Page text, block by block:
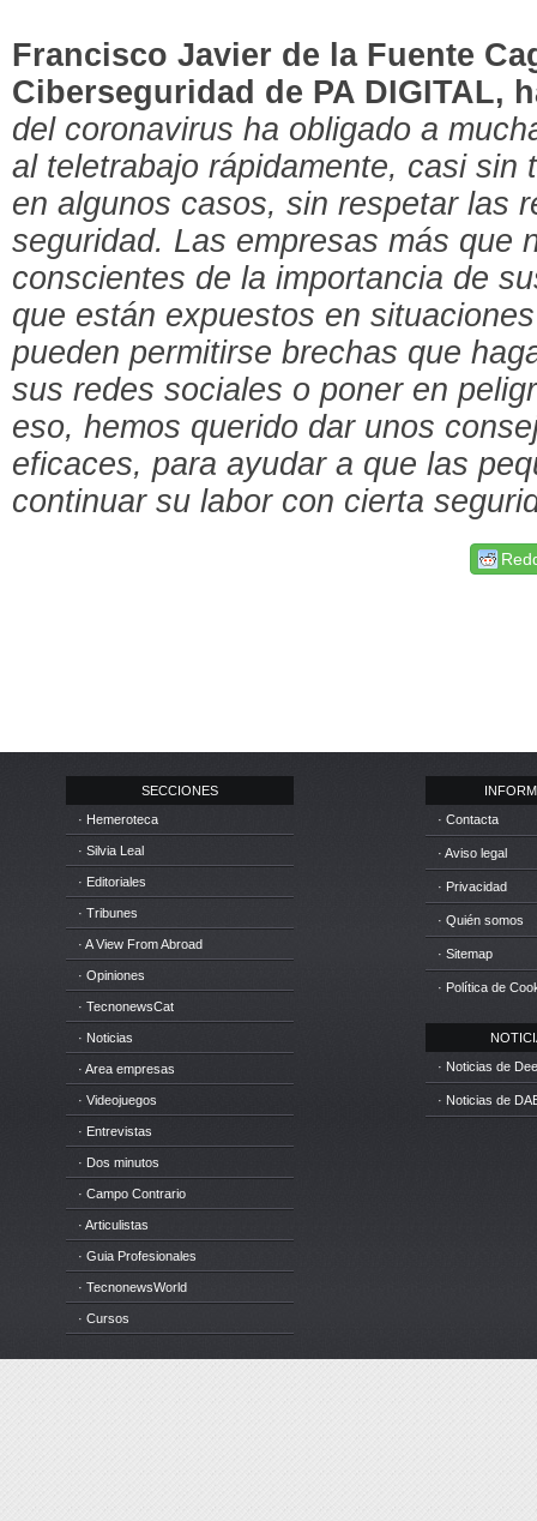
Francisco Javier de la Fuente
Ciberseguridad de PA DIGITAL,
del coronavirus ha obligado a
al teletrabajo rápidamente, casi sin
en algunos casos, sin respetar las
seguridad. Las empresas más que
conscientes de la importancia de
que están expuestos en
pueden permitirse brechas que
sus redes sociales o poner en
eso, hemos querido dar unos
eficaces, para ayudar a que las
continuar su labor con cierta
SECCIONES
· Hemeroteca
· Silvia Leal
· Editoriales
· Tribunes
· A View From Abroad
· Opiniones
· TecnonewsCat
· Noticias
· Area empresas
· Videojuegos
· Entrevistas
· Dos minutos
· Campo Contrario
· Articulistas
· Guia Profesionales
· TecnonewsWorld
· Cursos
· Contacta
· Aviso legal
· Privacidad
· Quién somos
· Sitemap
· Política de
· Noticias de
· Noticias de